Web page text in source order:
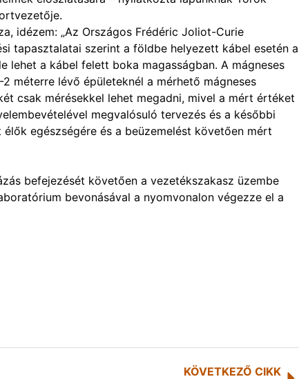
idézem: „Az Országos Frédéric Joliot-Curie
tapasztalatai szerint a földbe helyezett kábel esetén a
lehet a kábel felett boka magasságban. A mágneses
méterre lévő épületeknél a mérhető mágneses
csak mérésekkel lehet megadni, mivel a mért értéket
megvalósuló tervezés és a későbbi
egészségére és a beüzemelést követően mért
befejezését követően a vezetékszakasz üzembe
bevonásával a nyomvonalon végezze el a
KÖVETKEZŐ CIKK